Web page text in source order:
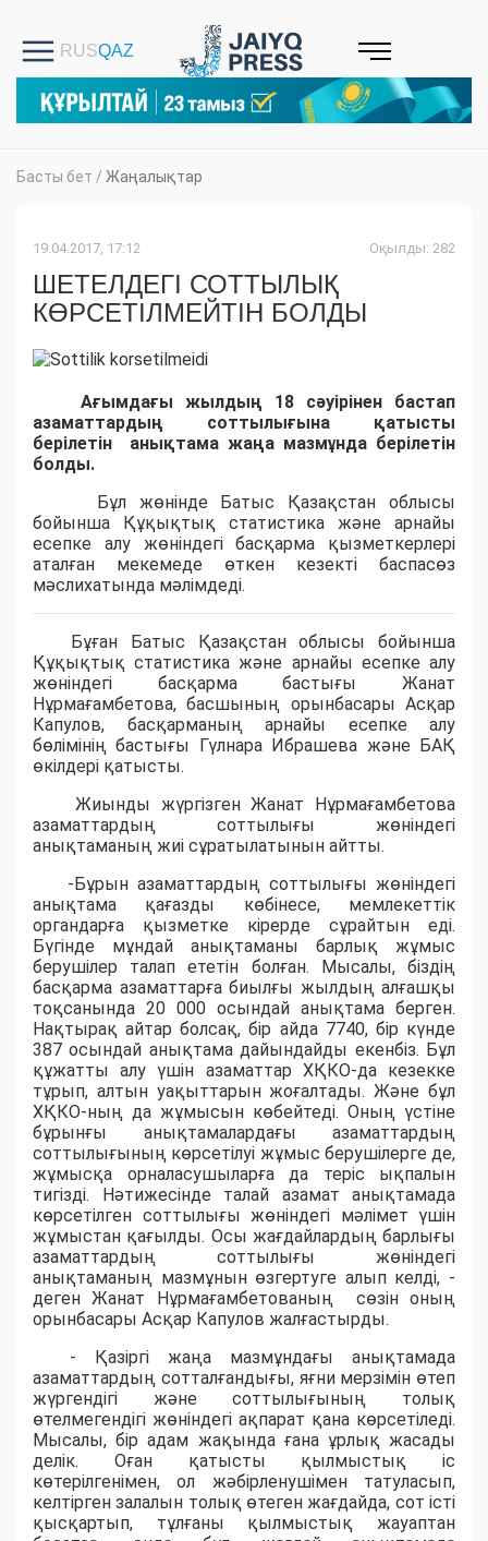
Басты бет / Жаңалықтар
19.04.2017, 17:12 Оқылды: 282
ШЕТЕЛДЕГІ СОТТЫЛЫҚ
КӨРСЕТІЛМЕЙТІН БОЛДЫ
Ағымдағы жылдың 18 сәуірінен бастап
азаматтардың соттылығына қатысты
берілетін анықтама жаңа мазмұнда берілетін
болды.
Бұл жөнінде Батыс Қазақстан облысы
бойынша Құқықтық статистика және арнайы
есепке алу жөніндегі басқарма қызметкерлері
аталған мекемеде өткен кезекті баспасөз
мәслихатында мәлімдеді.
Бұған Батыс Қазақстан облысы бойынша
Құқықтық статистика және арнайы есепке алу
жөніндегі басқарма бастығы Жанат
Нұрмағамбетова, басшының орынбасары Асқар
Капулов, басқарманың арнайы есепке алу
бөлімінің бастығы Гүлнара Ибрашева және БАҚ
өкілдері қатысты.
Жиынды жүргізген Жанат Нұрмағамбетова
азаматтардың соттылығы жөніндегі
анықтаманың жиі сұратылатынын айтты.
-Бұрын азаматтардың соттылығы жөніндегі
анықтама қағазды көбінесе, мемлекеттік
органдарға қызметке кірерде сұрайтын еді.
Бүгінде мұндай анықтаманы барлық жұмыс
берушілер талап ететін болған. Мысалы, біздің
басқарма азаматтарға биылғы жылдың алғашқы
тоқсанында 20 000 осындай анықтама берген.
Нақтырақ айтар болсақ, бір айда 7740, бір күнде
387 осындай анықтама дайындайды екенбіз. Бұл
құжатты алу үшін азаматтар ХҚКО-да кезекке
тұрып, алтын уақыттарын жоғалтады. Және бұл
ХҚКО-ның да жұмысын көбейтеді. Оның үстіне
бұрынғы анықтамалардағы азаматтардың
соттылығының көрсетілуі жұмыс берушілерге де,
жұмысқа орналасушыларға да теріс ықпалын
тигізді. Нәтижесінде талай азамат анықтамада
көрсетілген соттылығы жөніндегі мәлімет үшін
жұмыстан қағылды. Осы жағдайлардың барлығы
азаматтардың соттылығы жөніндегі
анықтаманың мазмұнын өзгертуге алып келді, -
деген Жанат Нұрмағамбетованың сөзін оның
орынбасары Асқар Капулов жалғастырды.
- Қазіргі жаңа мазмұндағы анықтамада
азаматтардың сотталғандығы, яғни мерзімін өтеп
жүргендігі және соттылығының толық
өтелмегендігі жөніндегі ақпарат қана көрсетіледі.
Мысалы, бір адам жақында ғана ұрлық жасады
делік. Оған қатысты қылмыстық іс
көтерілгенімен, ол жәбірленушімен татуласып,
келтірген залалын толық өтеген жағдайда, сот істі
қысқартып, тұлғаны қылмыстық жауаптан